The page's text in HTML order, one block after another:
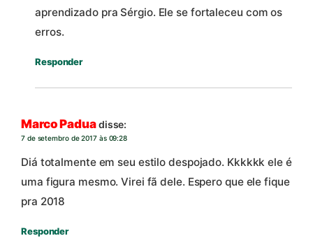
aprendizado pra Sérgio. Ele se fortaleceu com os
erros.
Responder
Marco Paduadisse:
7 de setembro de 2017 às 09:28
Diá totalmente em seu estilo despojado. Kkkkkk ele é
uma figura mesmo. Virei fã dele. Espero que ele fique
pra 2018
Responder